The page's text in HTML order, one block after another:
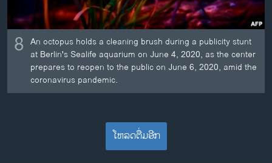
8 An octopus holds a cleaning brush during a publicity stunt
at Berlin's Sealife aquarium on June 4, 2020, as the center
prepares to reopen to the public on June 6, 2020, amid the
coronavirus pandemic.
ໂຫລດຕື່ມອີກ